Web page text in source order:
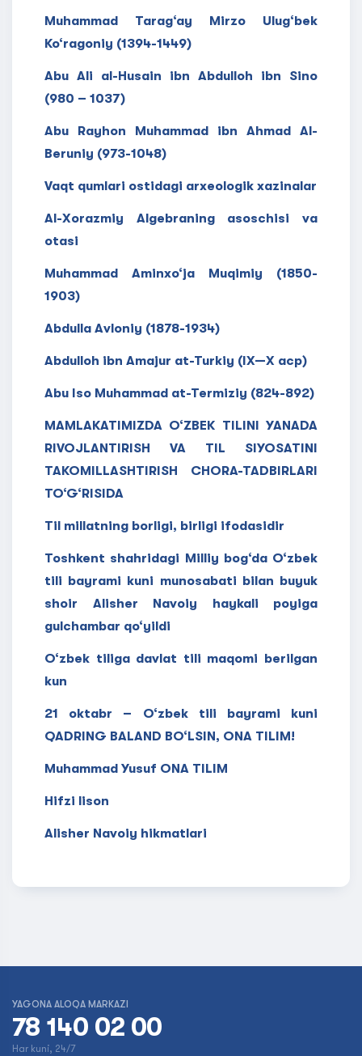
Muhammad Tarag‘ay Mirzo Ulug‘bek
Ko‘ragoniy (1394-1449)
Abu Ali al-Husain ibn Abdulloh ibn Sino
(980 – 1037)
Abu Rayhon Muhammad ibn Ahmad Al-
Beruniy (973-1048)
Vaqt qumlari ostidagi arxeologik xazinalar
Al-Xorazmiy Algebraning asoschisi va
otasi
Muhammad Aminxo‘ja Muqimiy (1850-
1903)
Abdulla Avloniy (1878-1934)
Abdulloh ibn Amajur at-Turkiy (IX—X acp)
Abu Iso Muhammad at-Termiziy (824-892)
MAMLAKATIMIZDA O‘ZBEK TILINI YANADA
RIVOJLANTIRISH VA TIL SIYOSATINI
TAKOMILLASHTIRISH CHORA-TADBIRLARI
TO‘G‘RISIDA
Til millatning borligi, birligi ifodasidir
Toshkent shahridagi Milliy bog‘da O‘zbek
tili bayrami kuni munosabati bilan buyuk
shoir Alisher Navoiy haykali poyiga
gulchambar qo‘yildi
O‘zbek tiliga davlat tili maqomi berilgan
kun
21 oktabr – O‘zbek tili bayrami kuni
QADRING BALAND BO‘LSIN, ONA TILIM!
Muhammad Yusuf ONA TILIM
Hifzi lison
Alisher Navoiy hikmatlari
YAGONA ALOQA MARKAZI
78 140 02 00
Har kuni, 24/7